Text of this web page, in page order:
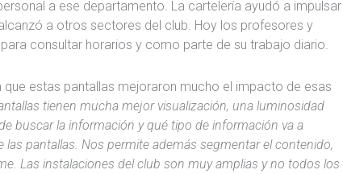
a ese departamento. La cartelería ayudó a impulsar
a otros sectores del club. Hoy los profesores y
consultar horarios y como parte de su trabajo diario.
estas pantallas mejoraron mucho el impacto de esas
tienen mucha mejor visualización, una luminosidad
buscar la información y qué tipo de información va a
las pantallas. Nos permite además segmentar el contenido,
Las instalaciones del club son muy amplias y no todos los